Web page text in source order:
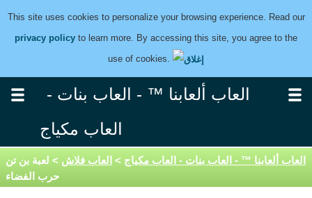
This site uses cookies to personalize your browsing experience. Read our
privacy policy to learn more. By accessing this site, you agree to the
use of cookies.
العاب ألعابنا ™ - العاب بنات -
العاب مكياج
العاب ألعابنا ™ - العاب بنات - العاب مكياج > العاب فلاش > لعبة بن تن
حرب الفضاء